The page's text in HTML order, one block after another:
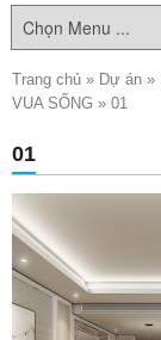
Trang chủ » Dự án »
VUA SỐNG » 01
01